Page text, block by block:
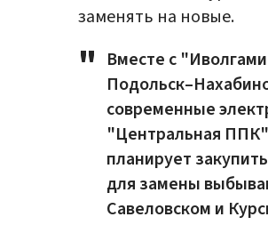
заменять на новые.
Вместе с
современные
"Центральная
планирует
для замены
Савеловском и